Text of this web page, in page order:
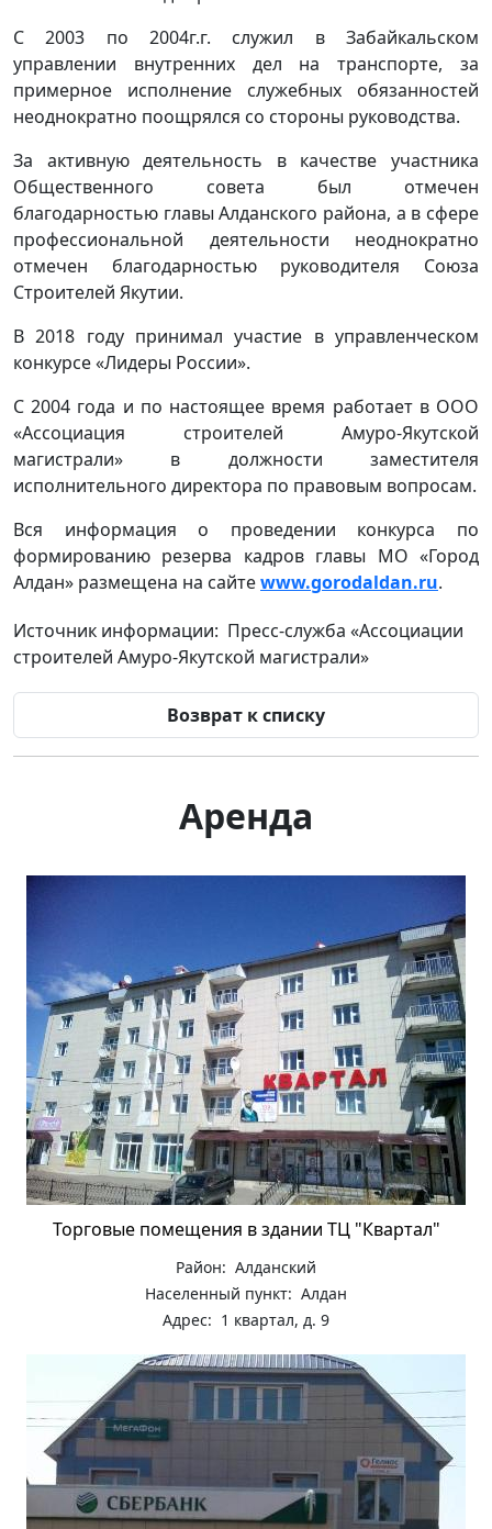
С 2003 по 2004г.г. служил в Забайкальском
управлении внутренних дел на транспорте, за
примерное исполнение служебных обязанностей
неоднократно поощрялся со стороны руководства.
За активную деятельность в качестве участника
Общественного совета был отмечен
благодарностью главы Алданского района, а в сфере
профессиональной деятельности неоднократно
отмечен благодарностью руководителя Союза
Строителей Якутии.
В 2018 году принимал участие в управленческом
конкурсе «Лидеры России».
С 2004 года и по настоящее время работает в ООО
«Ассоциация строителей Амуро-Якутской
магистрали» в должности заместителя
исполнительного директора по правовым вопросам.
Вся информация о проведении конкурса по
формированию резерва кадров главы МО «Город
Алдан» размещена на сайтеwww.gorodaldan.ru.
Источник информации: Пресс-служба «Ассоциации
строителей Амуро-Якутской магистрали»
Возврат к списку
Аренда
Торговые помещения в здании ТЦ "Квартал"
Район: Алданский
Населенный пункт: Алдан
Адрес: 1 квартал, д. 9